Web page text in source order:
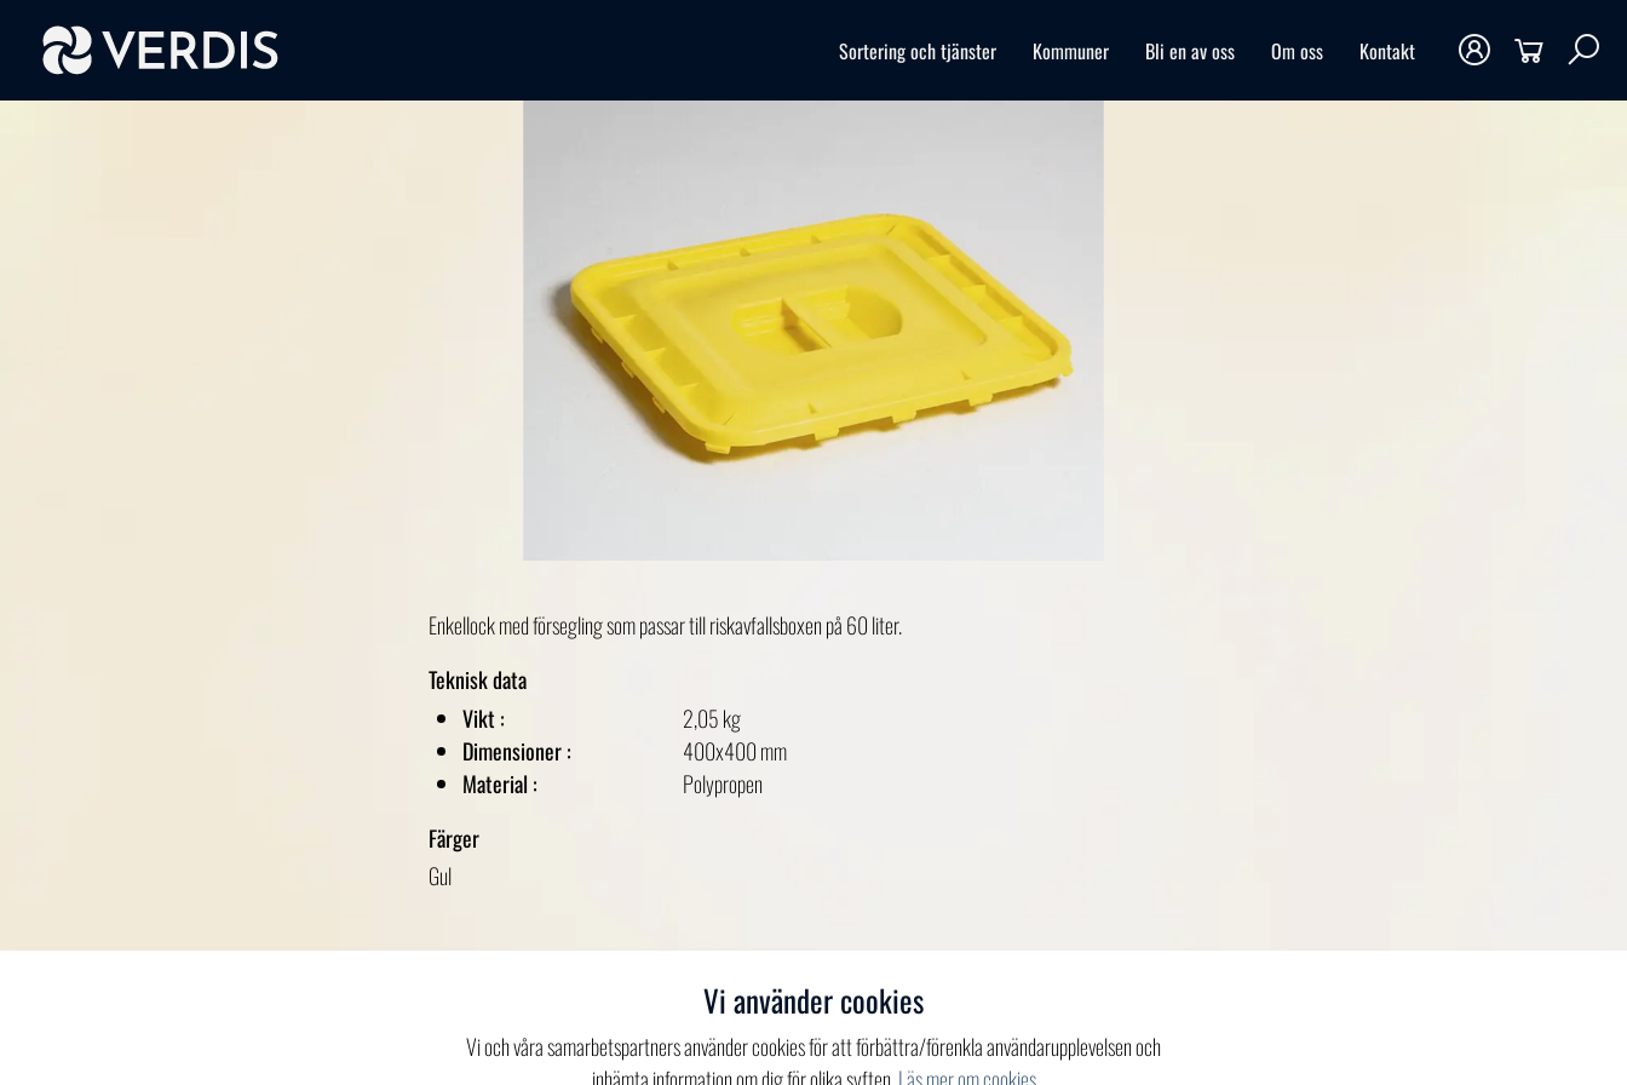
Sortering och tjänster Kommuner Bli en av oss Om oss Kontakt
Enkellock med försegling som passar till riskavfallsboxen på 60 liter.
Teknisk data
Vikt :
2,05 kg
Dimensioner :
400x400 mm
Material :
Polypropen
Färger
Gul
Vi använder cookies
Vi och våra samarbetspartners använder cookies för att förbättra/förenkla användarupplevelsen och